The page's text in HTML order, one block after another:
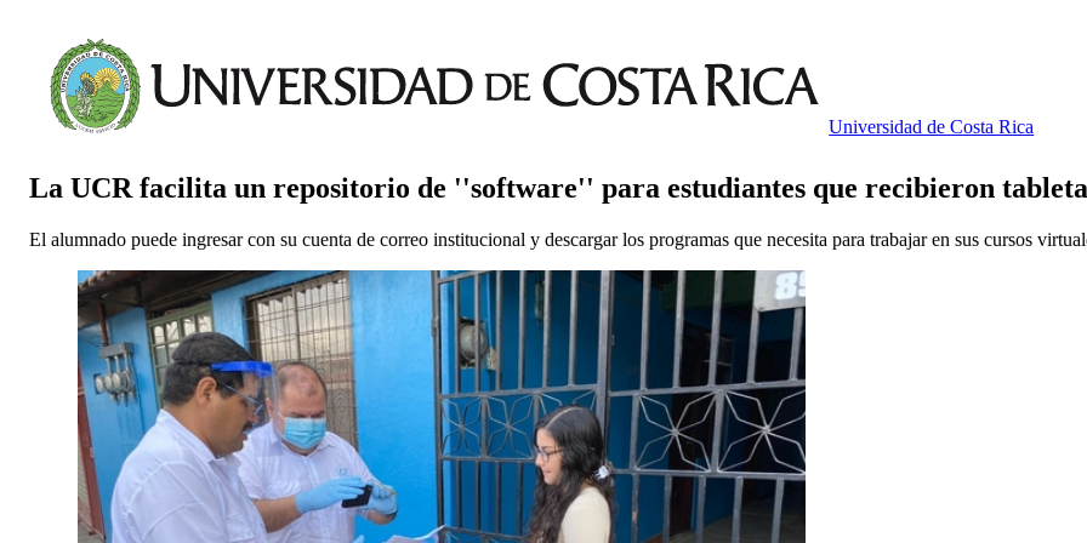
Universidad de Costa Rica
La UCR facilita un repositorio de ''software'' para estudiantes que recibieron
El alumnado puede ingresar con su cuenta de correo institucional y descargar los programas que necesita para trabajar en sus cursos